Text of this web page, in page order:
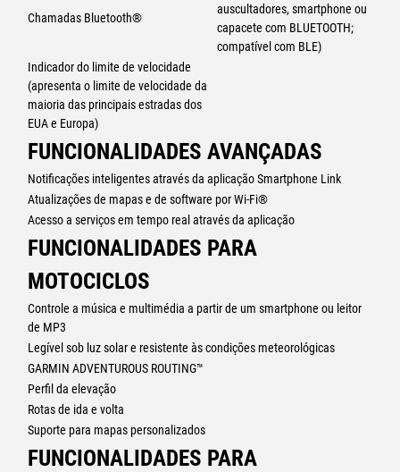
Chamadas Bluetooth®
auscultadores, smartphone ou
capacete com BLUETOOTH;
compatível com BLE)
Indicador do limite de velocidade
(apresenta o limite de velocidade da
maioria das principais estradas dos
EUA e Europa)
FUNCIONALIDADES AVANÇADAS
Notificações inteligentes através da aplicação Smartphone Link
Atualizações de mapas e de software por Wi-Fi®
Acesso a serviços em tempo real através da aplicação
FUNCIONALIDADES PARA
MOTOCICLOS
Controle a música e multimédia a partir de um smartphone ou leitor
de MP3
Legível sob luz solar e resistente às condições meteorológicas
GARMIN ADVENTUROUS ROUTING™
Perfil da elevação
Rotas de ida e volta
Suporte para mapas personalizados
FUNCIONALIDADES PARA